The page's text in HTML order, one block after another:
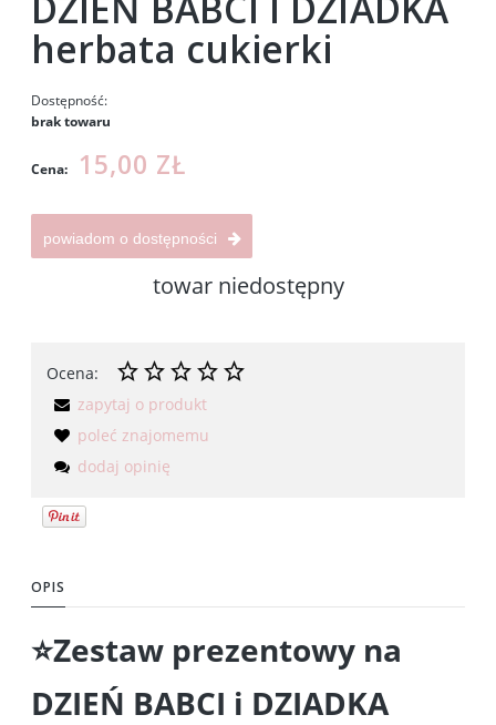
herbata cukierki
Dostępność:
brak towaru
Cena: 15,00 ZŁ
powiadom o dostępności
towar niedostępny
Ocena:
zapytaj o produkt
poleć znajomemu
dodaj opinię
OPIS
⭐Zestaw prezentowy na
DZIEŃ BABCI i DZIADKA